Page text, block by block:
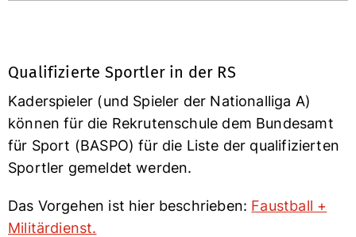
Qualifizierte Sportler in der RS
Kaderspieler (und Spieler der Nationalliga A)
können für die Rekrutenschule dem Bundesamt
für Sport (BASPO) für die Liste der qualifizierten
Sportler gemeldet werden.
Das Vorgehen ist hier beschrieben: Faustball +
Militärdienst.